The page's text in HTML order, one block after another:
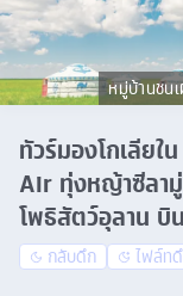
หมู่บ้านชน
ทัวร์มองโกเลีย
Air ทุ่งหญ้าซีลามู่
โพธิสัตว์อุลาน บิ
กลับดึก ไฟล์ท